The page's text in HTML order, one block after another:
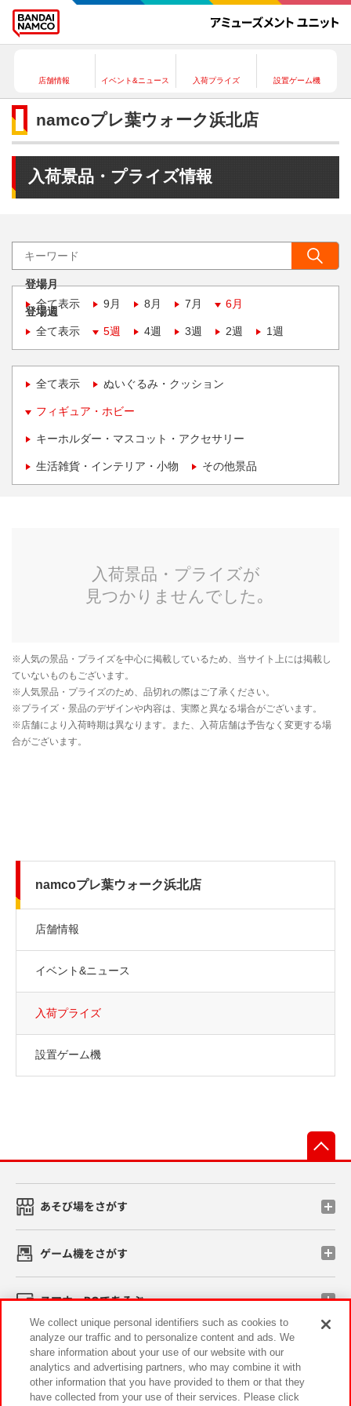
店舗情報 イベント&ニュース 入荷プライズ 設置ゲーム機
namcoプレ葉ウォーク浜北店
入荷景品・プライズ情報
登場月
全て表示
9月 8月 7月 6月
登場週
全て表示
5週 4週 3週 2週 1週
全て表示 ぬいぐるみ・クッション
フィギュア・ホビー
キーホルダー・マスコット・アクセサリー
生活雑貨・インテリア・小物 その他景品
namcoプレ葉ウォーク浜北店
店舗情報
イベント&ニュース
入荷プライズ
設置ゲーム機
あそび場をさがす
ゲーム機をさがす
スマホ・PCであそぶ
イベント・キャンペーン
We collect unique personal identifiers such as cookies to
analyze our traffic and to personalize content and ads. We
share information about your use of our website with our
analytics and advertising partners, who may combine it with
other information that you have provided to them or that they
have collected from your use of their services. Please click